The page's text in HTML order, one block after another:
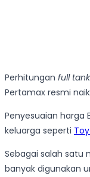
Perhitungan full tank
Pertamax resmi
Penyesuaian harga
keluarga seperti
Sebagai salah satu
banyak digunakan